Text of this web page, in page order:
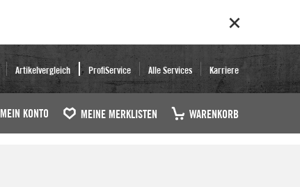
Artikelvergleich ProfiService Alle Services Karriere
MEIN KONTO MEINE MERKLISTEN WARENKORB